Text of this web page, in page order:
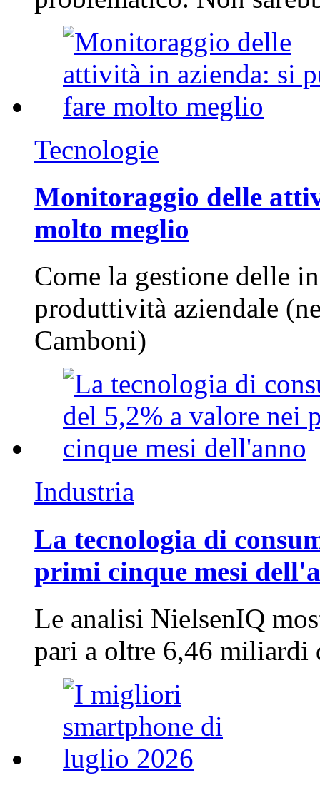
Tecnologie
Monitoraggio delle
molto meglio
Come la gestione delle
produttività aziendale
Camboni)
Industria
La tecnologia di
primi cinque mesi
Le analisi NielsenIQ
pari a oltre 6,46